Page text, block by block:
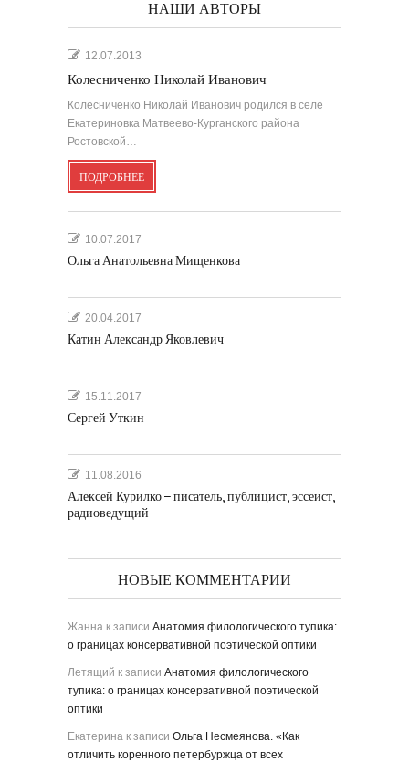
НАШИ АВТОРЫ
12.07.2013
Колесниченко Николай Иванович
Колесниченко Николай Иванович родился в селе
Екатериновка Матвеево-Курганского района
Ростовской…
ПОДРОБНЕЕ
10.07.2017
Ольга Анатольевна Мищенкова
20.04.2017
Катин Александр Яковлевич
15.11.2017
Сергей Уткин
11.08.2016
Алексей Курилко – писатель, публицист, эссеист,
радиоведущий
НОВЫЕ КОММЕНТАРИИ
Жанна к записи Анатомия филологического тупика:
о границах консервативной поэтической оптики
Летящий к записи Анатомия филологического
тупика: о границах консервативной поэтической
оптики
Екатерина к записи Ольга Несмеянова. «Как
отличить коренного петербуржца от всех